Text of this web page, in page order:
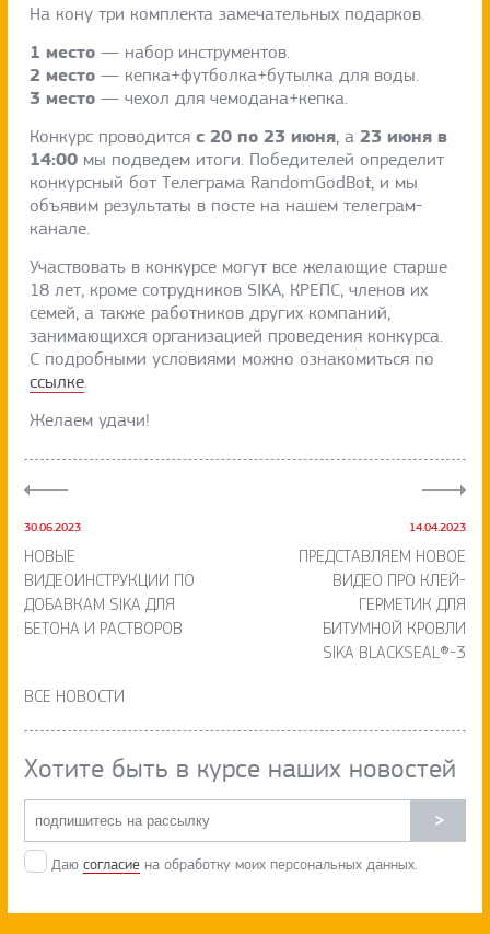
На кону три комплекта замечательных подарков.
1 место — набор инструментов.
2 место — кепка+футболка+бутылка для воды.
3 место — чехол для чемодана+кепка.
Конкурс проводится с 20 по 23 июня, а 23 июня в
14:00 мы подведем итоги. Победителей определит
конкурсный бот Телеграма RandomGodBot, и мы
объявим результаты в посте на нашем телеграм-
канале.
Участвовать в конкурсе могут все желающие старше
18 лет, кроме сотрудников SIKA, КРЕПС, членов их
семей, а также работников других компаний,
занимающихся организацией проведения конкурса.
С подробными условиями можно ознакомиться по
ссылке.
Желаем удачи!
30.06.2023
НОВЫЕ
ВИДЕОИНСТРУКЦИИ ПО
ДОБАВКАМ SIKA ДЛЯ
БЕТОНА И РАСТВОРОВ
14.04.2023
ПРЕДСТАВЛЯЕМ НОВОЕ
ВИДЕО ПРО КЛЕЙ-
ГЕРМЕТИК ДЛЯ
БИТУМНОЙ КРОВЛИ
SIKA BLACKSEAL®-3
ВСЕ НОВОСТИ
Хотите быть в курсе наших новостей
>
Даю согласие на обработку моих персональных данных.